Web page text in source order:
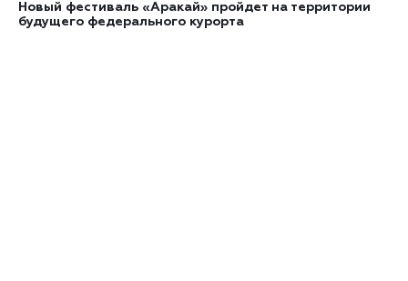
Новый фестиваль «Аракай» пройдет на территории
будущего федерального курорта